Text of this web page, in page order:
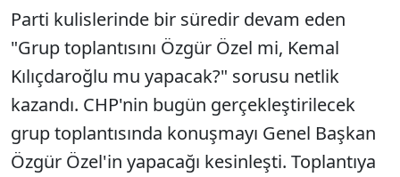
Parti kulislerinde bir süredir devam eden
"Grup toplantısını Özgür Özel mi, Kemal
Kılıçdaroğlu mu yapacak?" sorusu netlik
kazandı. CHP'nin bugün gerçekleştirilecek
grup toplantısında konuşmayı Genel Başkan
Özgür Özel'in yapacağı kesinleşti. Toplantıya